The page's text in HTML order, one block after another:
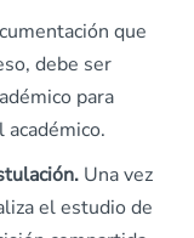
que
debe ser
para
Una vez
el estudio de